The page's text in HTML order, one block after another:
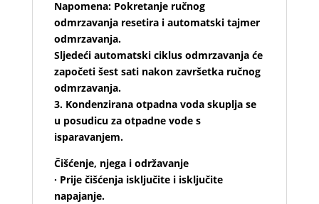
Napomena: Pokretanje ručnog
odmrzavanja resetira i automatski tajmer
odmrzavanja.
Sljedeći automatski ciklus odmrzavanja će
započeti šest sati nakon završetka ručnog
odmrzavanja.
3. Kondenzirana otpadna voda skuplja se
u posudicu za otpadne vode s
isparavanjem.
Čišćenje, njega i održavanje
· Prije čišćenja isključite i isključite
napajanje.